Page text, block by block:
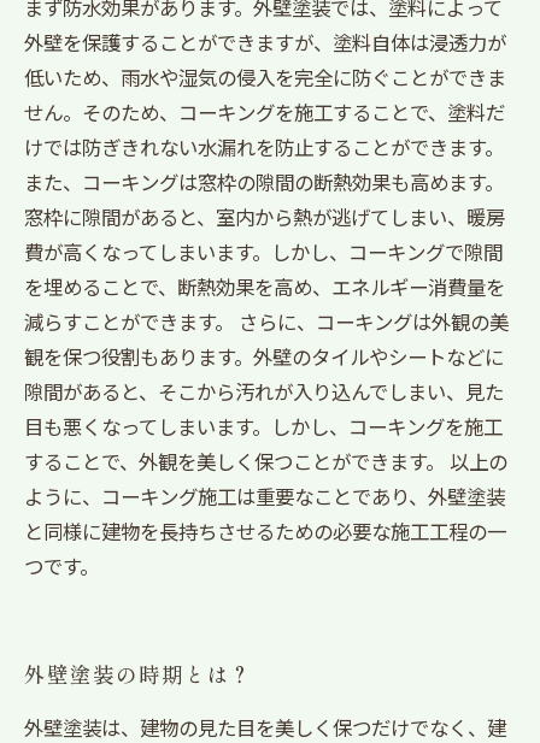
まず防水効果があります。外壁塗装では、塗料によって
外壁を保護することができますが、塗料自体は浸透力が
低いため、雨水や湿気の侵入を完全に防ぐことができま
せん。そのため、コーキングを施工することで、塗料だ
けでは防ぎきれない水漏れを防止することができます。
また、コーキングは窓枠の隙間の断熱効果も高めます。
窓枠に隙間があると、室内から熱が逃げてしまい、暖房
費が高くなってしまいます。しかし、コーキングで隙間
を埋めることで、断熱効果を高め、エネルギー消費量を
減らすことができます。 さらに、コーキングは外観の美
観を保つ役割もあります。外壁のタイルやシートなどに
隙間があると、そこから汚れが入り込んでしまい、見た
目も悪くなってしまいます。しかし、コーキングを施工
することで、外観を美しく保つことができます。 以上の
ように、コーキング施工は重要なことであり、外壁塗装
と同様に建物を長持ちさせるための必要な施工工程の一
つです。
外壁塗装の時期とは？
外壁塗装は、建物の見た目を美しく保つだけでなく、建